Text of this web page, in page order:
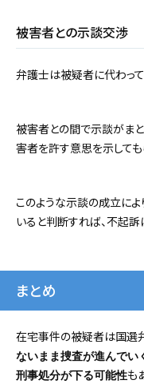
被害者との示談交渉
弁護士は被疑者に代わっ
被害者との間で示談がま
害者を許す意思を示しても
このような示談の成立に
いると判断すれば、不起訴
まとめ
在宅事件の被疑者は国選
ないまま捜査が進んでい
刑事処分が下る可能性も